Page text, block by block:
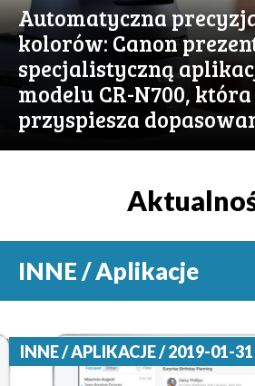
Automatyczna
kolorów: Canon
specjalistyczną
modelu CR-N700,
przyspiesza
INNE / Aplikacje
INNE / APLIKACJE / 2019-01-31